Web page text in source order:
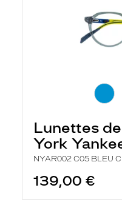
Lunettes
York
NYAR002 C05 BLEU
139,00 €